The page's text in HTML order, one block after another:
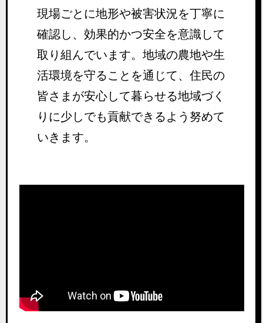
現場ごとに地形や被害状況を丁寧に
確認し、効果的かつ安全を意識して
取り組んでいます。地域の農地や生
活環境を守ることを通じて、住民の
皆さまが安心して暮らせる地域づく
りに少しでも貢献できるよう努めて
いきます。